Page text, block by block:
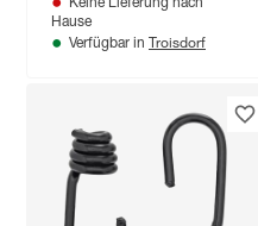
Keine Lieferung nach
Hause
Verfügbar in Troisdorf